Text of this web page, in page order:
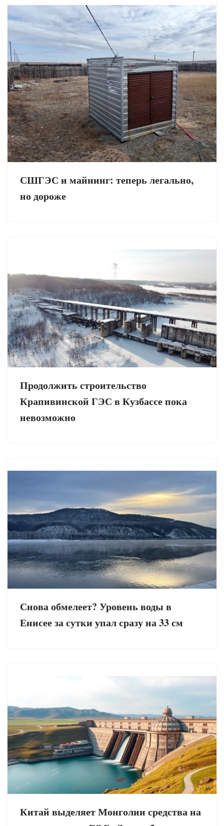
СШГЭС и майнинг: теперь легально,
но дороже
Продолжить строительство
Крапивинской ГЭС в Кузбассе пока
невозможно
Снова обмелеет? Уровень воды в
Енисее за сутки упал сразу на 33 см
Китай выделяет Монголии средства на